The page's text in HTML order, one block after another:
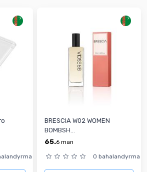
BRESCIA W02 WOMEN
BOMBSH...
65.6 man
0 bahalandyrma